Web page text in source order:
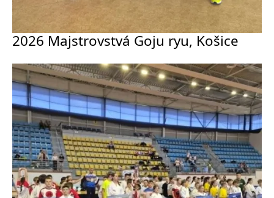
2026 Majstrovstvá Goju ryu, Košice